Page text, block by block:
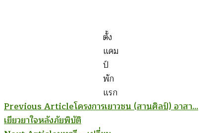
ตั้ง
แคม
ป์
พัก
แรก
Post
Previous Articleโครงการเยาวชน (สานศิลป์) อาสา…
เยียวยาใจหลังภัยพิบัติ